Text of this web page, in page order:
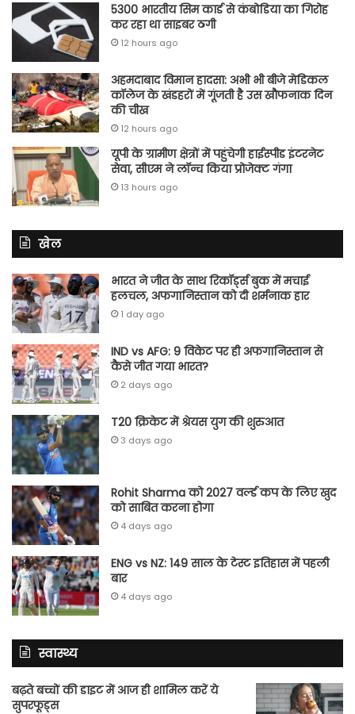
5300 भारतीय सिम कार्ड से कंबोडिया का गिरोह
कर रहा था साइबर ठगी
12 hours ago
अहमदाबाद विमान हादसा: अभी भी बीजे मेडिकल
कॉलेज के खंडहरों में गूंजती है उस खौफनाक दिन
की चीख
12 hours ago
यूपी के ग्रामीण क्षेत्रों में पहुंचेगी हाईस्पीड इंटरनेट
सेवा, सीएम ने लॉन्च किया प्रोजेक्ट गंगा
13 hours ago
खेल
भारत ने जीत के साथ रिकॉर्ड्स बुक में मचाई
हलचल, अफगानिस्तान को दी शर्मनाक हार
1 day ago
IND vs AFG: 9 विकेट पर ही अफगानिस्तान से
कैसे जीत गया भारत?
2 days ago
T20 क्रिकेट में श्रेयस युग की शुरुआत
3 days ago
Rohit Sharma को 2027 वर्ल्‍ड कप के लिए खुद
को साबित करना होगा
4 days ago
ENG vs NZ: 149 साल के टेस्‍ट इतिहास में पहली
बार
4 days ago
स्वास्थ्य
बढ़ते बच्चों की डाइट में आज ही शामिल करें ये
सुपरफूड्स